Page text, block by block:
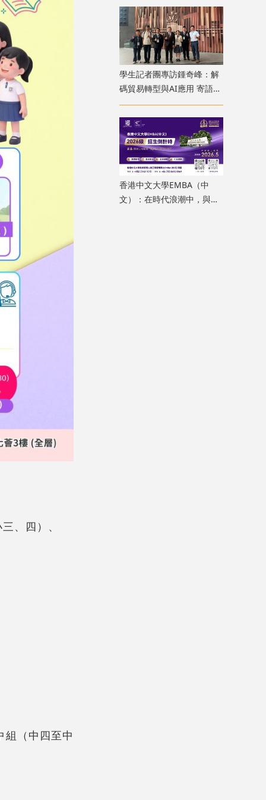
、四）、
組（中四至中
學生記者團專訪鍾奇峰：解
碼貿易轉型與AI應用 寄語裝
備跨文化技能
香港中文大學EMBA（中
文）：在時代浪潮中，與思